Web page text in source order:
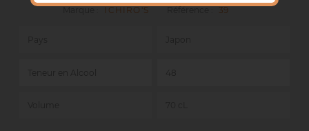
ICHIRO'S 39